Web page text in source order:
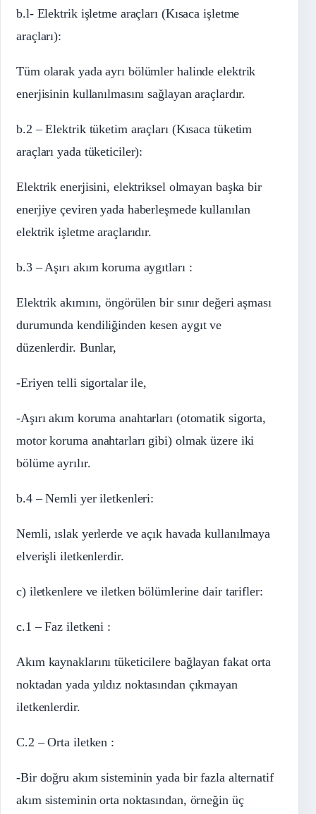
b.l- Elektrik işletme araçları (Kısaca işletme
araçları):
Tüm olarak yada ayrı bölümler halinde elektrik
enerjisinin kullanılmasını sağlayan araçlardır.
b.2 – Elektrik tüketim araçları (Kısaca tüketim
araçları yada tüketiciler):
Elektrik enerjisini, elektriksel olmayan başka bir
enerjiye çeviren yada haberleşmede kullanılan
elektrik işletme araçlarıdır.
b.3 – Aşırı akım koruma aygıtları :
Elektrik akımını, öngörülen bir sınır değeri aşması
durumunda kendiliğinden kesen aygıt ve
düzenlerdir. Bunlar,
-Eriyen telli sigortalar ile,
-Aşırı akım koruma anahtarları (otomatik sigorta,
motor koruma anahtarları gibi) olmak üzere iki
bölüme ayrılır.
b.4 – Nemli yer iletkenleri:
Nemli, ıslak yerlerde ve açık havada kullanılmaya
elverişli iletkenlerdir.
c) iletkenlere ve iletken bölümlerine dair tarifler:
c.1 – Faz iletkeni :
Akım kaynaklarını tüketicilere bağlayan fakat orta
noktadan yada yıldız noktasından çıkmayan
iletkenlerdir.
C.2 – Orta iletken :
-Bir doğru akım sisteminin yada bir fazla alternatif
akım sisteminin orta noktasından, örneğin üç